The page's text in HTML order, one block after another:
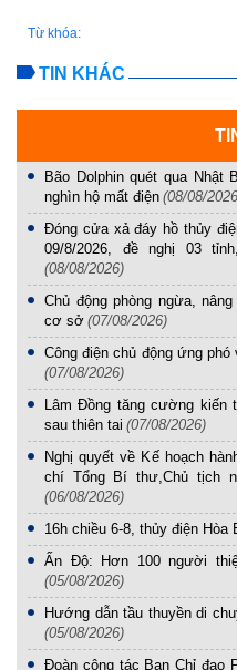
Từ khóa:
TIN KHÁC
Bão Dolphin quét qua
nghìn hộ mất điện (08/08/
Đóng cửa xả đáy hồ thủy
09/8/2026, đề nghị 03
(08/08/2026)
Chủ động phòng ngừa,
cơ sở (07/08/2026)
Công điện chủ động ứng
(07/08/2026)
Lâm Đồng tăng cường kiến
sau thiên tai (07/08/2026)
Nghị quyết về Kế hoạch
chí Tổng Bí thư,Chủ tịch
(06/08/2026)
16h chiều 6-8, thủy điện Hòa
Ấn Độ: Hơn 100 người
(05/08/2026)
Hướng dẫn tầu thuyền di
(05/08/2026)
Đoàn công tác Ban Chỉ đạo